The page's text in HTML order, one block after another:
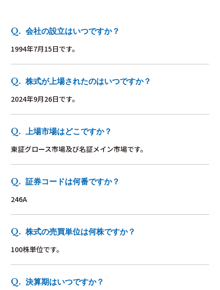
会社の設立はいつですか？
1994年7月15日です。
株式が上場されたのはいつですか？
2024年9月26日です。
上場市場はどこですか？
東証グロース市場及び名証メイン市場です。
証券コードは何番ですか？
246A
株式の売買単位は何株ですか？
100株単位です。
決算期はいつですか？